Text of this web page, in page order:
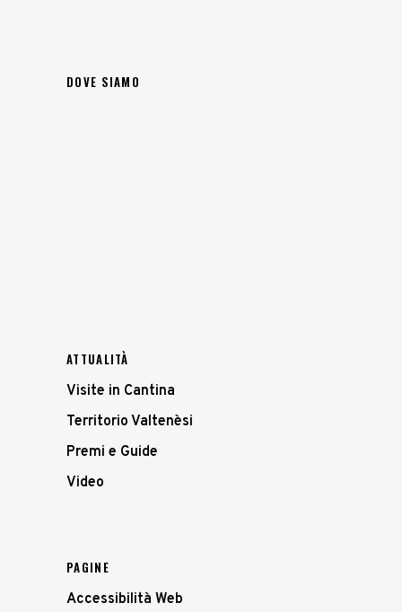
DOVE SIAMO
ATTUALITÀ
Visite in Cantina
Territorio Valtenèsi
Premi e Guide
Video
PAGINE
Accessibilità Web